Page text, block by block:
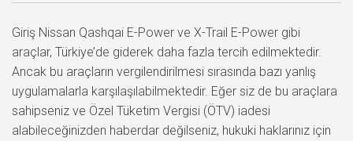
Giriş Nissan Qashqai E-Power ve X-Trail E-Power gibi
araçlar, Türkiye’de giderek daha fazla tercih edilmektedir.
Ancak bu araçların vergilendirilmesi sırasında bazı yanlış
uygulamalarla karşılaşılabilmektedir. Eğer siz de bu araçlara
sahipseniz ve Özel Tüketim Vergisi (ÖTV) iadesi
alabileceğinizden haberdar değilseniz, hukuki haklarınız için